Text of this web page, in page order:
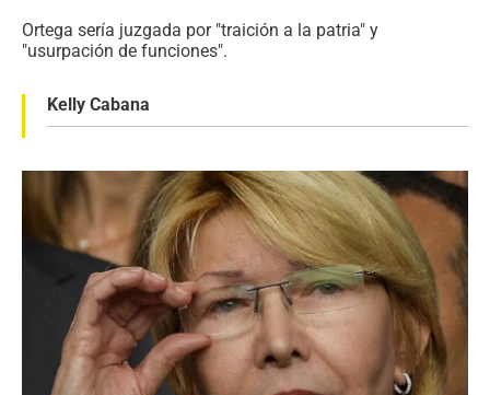
Ortega sería juzgada por "traición a la patria" y
"usurpación de funciones".
Kelly Cabana